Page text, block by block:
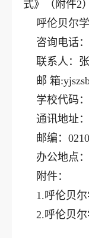
式》（附件2
呼伦贝尔
咨询电话
联系人：
邮 箱
学校代码
通讯地址
邮编：
办公地点
附件：
1.呼伦贝
2.呼伦贝